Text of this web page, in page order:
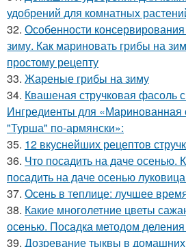
удобрений для комнатных
32. Особенности
зиму. Как мариновать грибы на
простому рецепту
33. Жареные грибы на зиму
34. Квашеная стручковая фасоль
Ингредиенты для
"Турша" по-армянски»:
35. 12 вкуснейших рецептов
36. Что посадить на даче осенью.
посадить на даче осенью
37. Осень в теплице: лучшее
38. Какие многолетние цветы
осенью. Посадка методом
39. Дозревание тыквы в домашних